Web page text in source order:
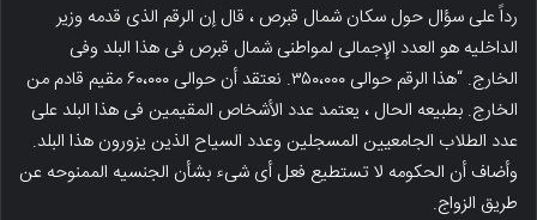
رداً على سؤال حول سکان شمال قبرص ، قال إن الرقم الذی قدمه وزیر
الداخلیه هو العدد الإجمالی لمواطنی شمال قبرص فی هذا البلد وفی
الخارج. “هذا الرقم حوالی ۳۵۰،۰۰۰. نعتقد أن حوالی ۶۰،۰۰۰ مقیم قادم من
الخارج. بطبیعه الحال ، یعتمد عدد الأشخاص المقیمین فی هذا البلد على
عدد الطلاب الجامعیین المسجلین وعدد السیاح الذین یزورون هذا البلد.
وأضاف أن الحکومه لا تستطیع فعل أی شیء بشأن الجنسیه الممنوحه عن
طریق الزواج.